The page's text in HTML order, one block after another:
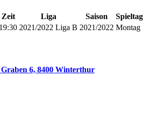
Zeit Liga Saison
Spieltag
19:30 2021/2022 Liga B 2021/2022 Montag
6, 8400 Winterthur